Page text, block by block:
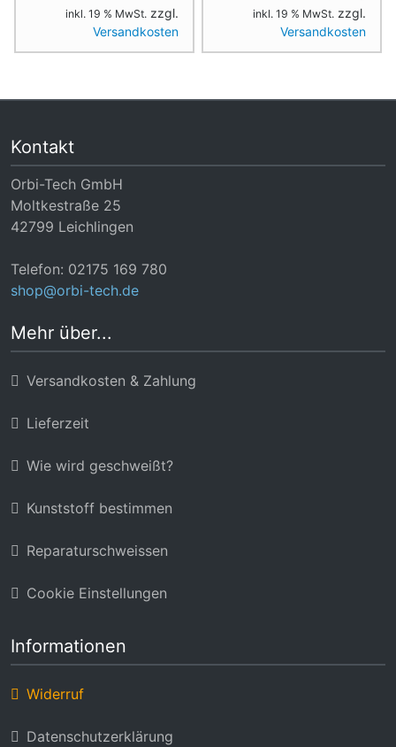
inkl. 19 % MwSt. zzgl.
Versandkosten
inkl. 19 % MwSt. zzgl.
Versandkosten
Kontakt
Orbi-Tech GmbH
Moltkestraße 25
42799 Leichlingen
Telefon: 02175 169 780
shop@orbi-tech.de
Mehr über...
Versandkosten & Zahlung
Lieferzeit
Wie wird geschweißt?
Kunststoff bestimmen
Reparaturschweissen
Cookie Einstellungen
Informationen
Widerruf
Datenschutzerklärung